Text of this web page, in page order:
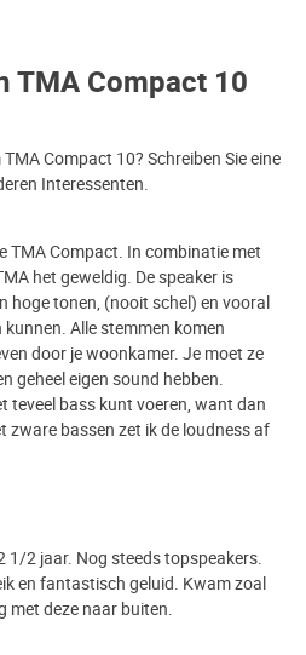
TMA Compact 10
Compact 10? Schreiben Sie eine
Interessenten.
TMA Compact. In combinatie met
het geweldig. De speaker is
hoge tonen, (nooit schel) en vooral
Alle stemmen komen
door je woonkamer. Je moet ze
geheel eigen sound hebben.
teveel bass kunt voeren, want dan
zware bassen zet ik de loudness af
1/2 jaar. Nog steeds topspeakers.
en fantastisch geluid. Kwam zoal
met deze naar buiten.